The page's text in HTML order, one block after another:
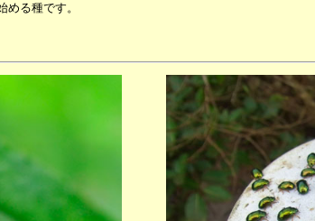
る種です。